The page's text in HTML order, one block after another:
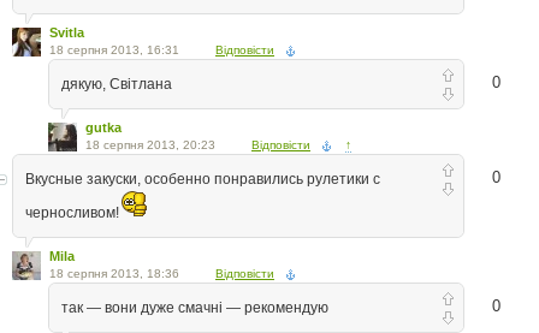
Svitla
18 серпня 2013, 16:31 Відповісти
0
дякую, Світлана
gutka
18 серпня 2013, 20:23 Відповісти ↑
0
Вкусные закуски, особенно понравились рулетики с
черносливом!
Mila
18 серпня 2013, 18:36 Відповісти
0
так — вони дуже смачні — рекомендую